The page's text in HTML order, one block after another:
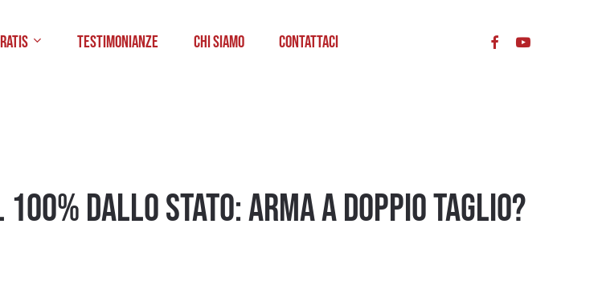
Testimonianze Chi Siamo Contattaci
dallo Stato: Arma a doppio taglio?